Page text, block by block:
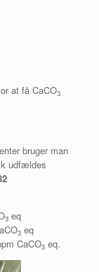
at få CaCO3
bruger man
udfældes
3 eq
3 eq
CaCO3 eq.